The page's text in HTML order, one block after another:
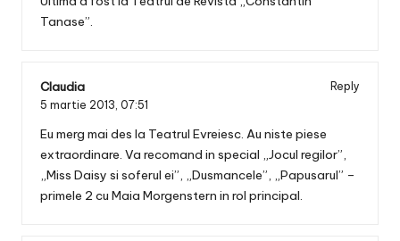
Tanase”.
Claudia
Reply
5 martie 2013, 07:51
Eu merg mai des la Teatrul Evreiesc. Au niste piese
extraordinare. Va recomand in special „Jocul regilor”,
„Miss Daisy si soferul ei”, „Dusmancele”, „Papusarul” –
primele 2 cu Maia Morgenstern in rol principal.